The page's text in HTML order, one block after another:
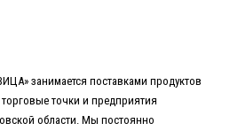
занимается поставками продуктов
точки и предприятия
области. Мы постоянно